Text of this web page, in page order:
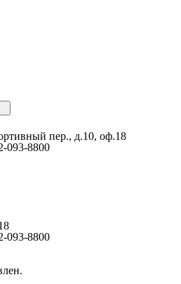
пер., д.10, оф.18
093-8800
093-8800